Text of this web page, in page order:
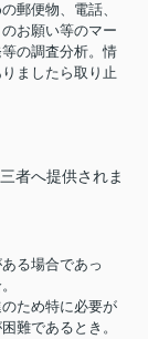
郵便物、電話、
お願い等のマー
の調査分析。情
ましたら取り止
者へ提供されま
る場合であっ
ため特に必要が
難であるとき。